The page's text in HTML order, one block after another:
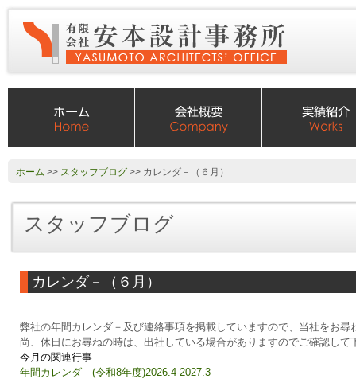
ホーム >> スタッフブログ >> カレンダ－（６月）
スタッフブログ
カレンダ－（６月）
弊社の年間カレンダ－及び連絡事項を掲載していますので、当社をお尋
尚、休日にお尋ねの時は、出社している場合がありますのでご確認して
今月の関連行事
年間カレンダ―(令和8年度)2026.4-2027.3